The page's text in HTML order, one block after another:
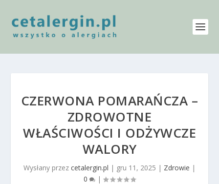
CZERWONA POMARAŃCZA –
ZDROWOTNE
WŁAŚCIWOŚCI I ODŻYWCZE
WALORY
Wysłany przez cetalergin.pl | gru 11, 2025 | Zdrowie |
0
|